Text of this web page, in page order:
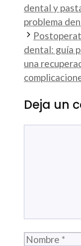
dental y
problema
dental: guía
una
Deja un
Nombre